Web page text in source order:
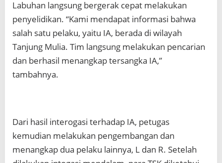
Labuhan langsung bergerak cepat melakukan
penyelidikan. “Kami mendapat informasi bahwa
salah satu pelaku, yaitu IA, berada di wilayah
Tanjung Mulia. Tim langsung melakukan pencarian
dan berhasil menangkap tersangka IA,”
tambahnya.
Dari hasil interogasi terhadap IA, petugas
kemudian melakukan pengembangan dan
menangkap dua pelaku lainnya, L dan R. Setelah